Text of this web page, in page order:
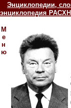
Энциклопедии,
энциклопедия
М
е
н
ю